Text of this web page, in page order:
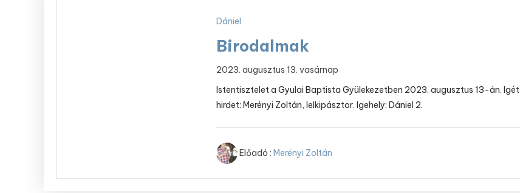
Dániel
Birodalmak
2023. augusztus 13. vasárnap
Istentisztelet a Gyulai Baptista Gyülekezetben 2023. augusztus 13-án. Igét
hirdet: Merényi Zoltán, lelkipásztor. Igehely: Dániel 2.
Előadó : Merényi Zoltán